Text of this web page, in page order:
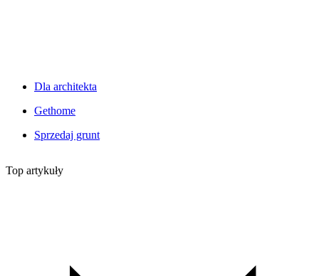
Dla architekta
Gethome
Sprzedaj grunt
Top artykuły